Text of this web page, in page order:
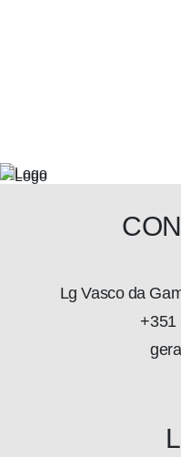
Lg Vasco da
+351